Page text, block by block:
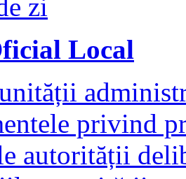
zi
Local
privind
autorității